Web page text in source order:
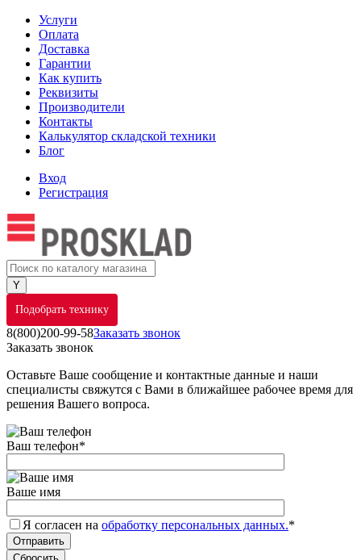
Услуги
Оплата
Доставка
Гарантии
Как купить
Реквизиты
Производители
Контакты
Калькулятор складской техники
Блог
Вход
Регистрация
Подобрать технику
8(800)200-99-58Заказать звонок
Заказать звонок
Оставьте Ваше сообщение и контактные данные и наши
специалисты свяжутся с Вами в ближайшее рабочее время для
решения Вашего вопроса.
Ваш телефон*
Ваше имя
Я согласен на обработку персональных данных.*